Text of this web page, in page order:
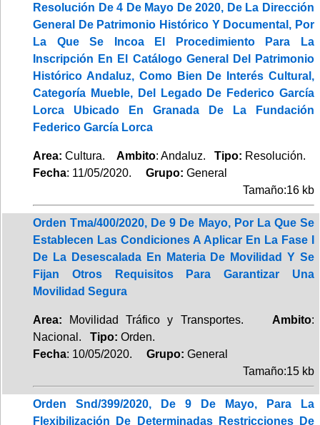
Resolución De 4 De Mayo De 2020, De La Dirección
General De Patrimonio Histórico Y Documental, Por
La Que Se Incoa El Procedimiento Para La
Inscripción En El Catálogo General Del Patrimonio
Histórico Andaluz, Como Bien De Interés Cultural,
Categoría Mueble, Del Legado De Federico García
Lorca Ubicado En Granada De La Fundación
Federico García Lorca
Area: Cultura. Ambito: Andaluz. Tipo: Resolución.
Fecha: 11/05/2020. Grupo: General
Tamaño:16 kb
Orden Tma/400/2020, De 9 De Mayo, Por La Que Se
Establecen Las Condiciones A Aplicar En La Fase I
De La Desescalada En Materia De Movilidad Y Se
Fijan Otros Requisitos Para Garantizar Una
Movilidad Segura
Area: Movilidad Tráfico y Transportes. Ambito:
Nacional. Tipo: Orden.
Fecha: 10/05/2020. Grupo: General
Tamaño:15 kb
Orden Snd/399/2020, De 9 De Mayo, Para La
Flexibilización De Determinadas Restricciones De